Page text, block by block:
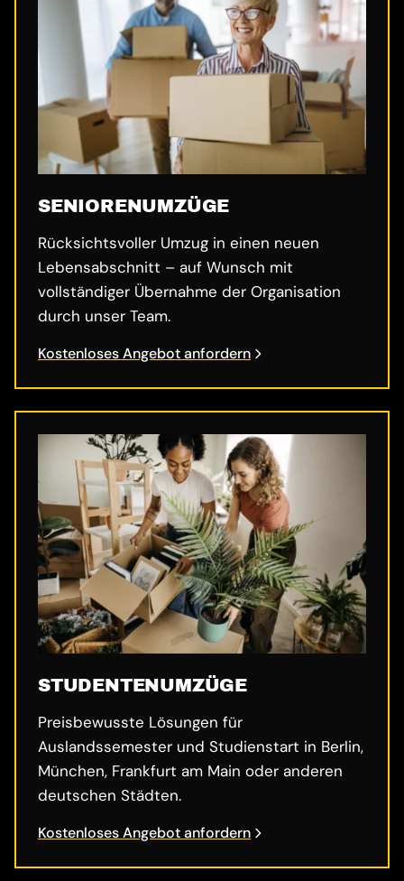
SENIORENUMZÜGE
Rücksichtsvoller Umzug in einen neuen
Lebensabschnitt – auf Wunsch mit
vollständiger Übernahme der Organisation
durch unser Team.
Kostenloses Angebot anfordern
STUDENTENUMZÜGE
Preisbewusste Lösungen für
Auslandssemester und Studienstart in Berlin,
München, Frankfurt am Main oder anderen
deutschen Städten.
Kostenloses Angebot anfordern